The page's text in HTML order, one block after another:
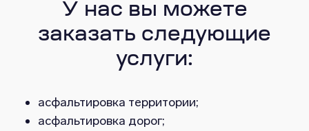
У нас вы можете
заказать следующие
услуги:
асфальтировка территории;
асфальтировка дорог;